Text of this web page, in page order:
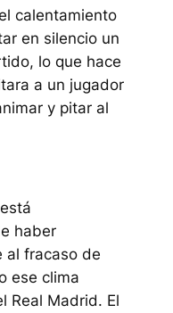
calentamiento
en silencio un
lo que hace
a un jugador
y pitar al
haber
al fracaso de
ese clima
Real Madrid. El